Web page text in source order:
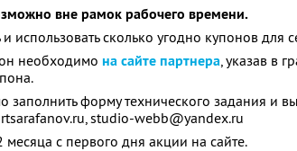
вне рамок рабочего времени.
использовать сколько угодно купонов для
необходимо на сайте партнера, указав в
заполнить форму технического задания и
studio-webb@yandex.ru
месяца с первого дня акции на сайте.